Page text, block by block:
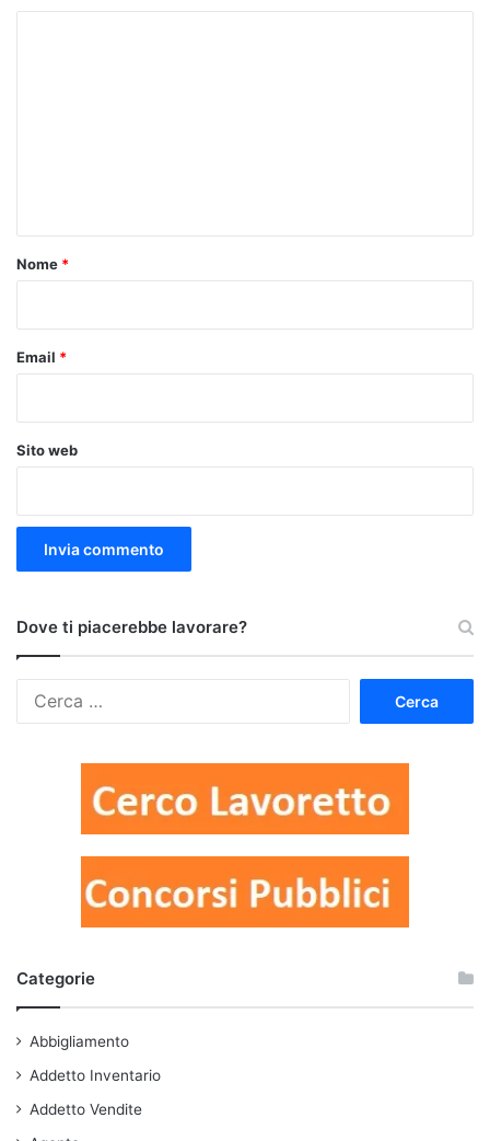
o
Nome *
Email *
Sito web
Dove ti piacerebbe lavorare?
Categorie
Abbigliamento
Addetto Inventario
Addetto Vendite